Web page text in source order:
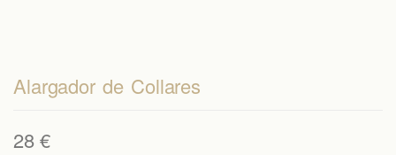
Alargador de Collares
28€